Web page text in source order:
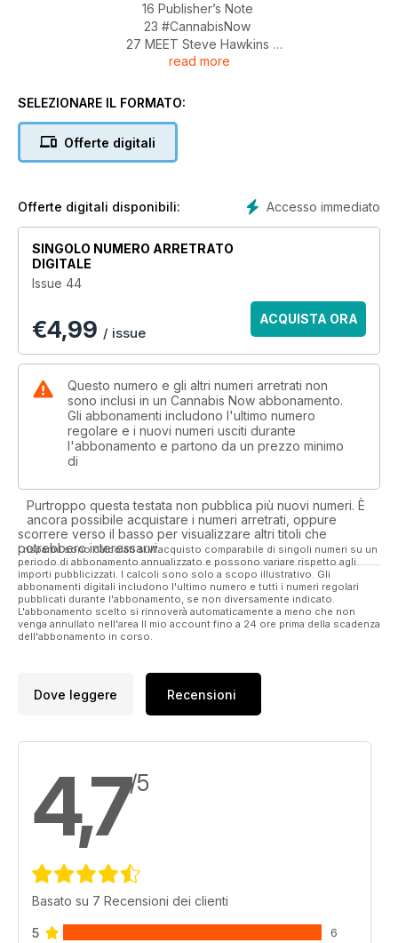
16 Publisher’s Note
23 #CannabisNow
27 MEET Steve Hawkins
29 CHECKING IN Melissa Etheridge
32 MVP Lynette Shaw
46 Two Years Later... 54 Rollin’ In It 60 Farmer / Felon
66 Wall Street High
90 Superette Rethinks Cannabis Shopping
105 BEAUTY THC Products
119 FOOD Chef Derek Upton
122 TRAVEL The Clarendon Hotel
128 High Note
read more
SELEZIONARE IL FORMATO:
Offerte digitali
Accesso immediato
Offerte digitali disponibili:
SINGOLO NUMERO ARRETRATO
DIGITALE
Issue 44
€4,99 / issue
ACQUISTA ORA
Questo numero e gli altri numeri arretrati non
sono inclusi in un Cannabis Now abbonamento.
Gli abbonamenti includono l'ultimo numero
regolare e i nuovi numeri usciti durante
l'abbonamento e partono da un prezzo minimo
di
Purtroppo questa testata non pubblica più nuovi numeri. È
ancora possibile acquistare i numeri arretrati, oppure
scorrere verso il basso per visualizzare altri titoli che
potrebbero interessarvi.
I risparmi sono calcolati sull'acquisto comparabile di singoli numeri su un
periodo di abbonamento annualizzato e possono variare rispetto agli
importi pubblicizzati. I calcoli sono solo a scopo illustrativo. Gli
abbonamenti digitali includono l'ultimo numero e tutti i numeri regolari
pubblicati durante l'abbonamento, se non diversamente indicato.
L'abbonamento scelto si rinnoverà automaticamente a meno che non
venga annullato nell'area Il mio account fino a 24 ore prima della scadenza
dell'abbonamento in corso.
Dove leggere Recensioni
4,7/5
Basato su 7 Recensioni dei clienti
5 6